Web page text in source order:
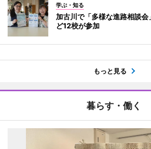
学ぶ・知る
加古川で「多様な進路相談
ど12校が参加
もっと見る
暮らす・働く